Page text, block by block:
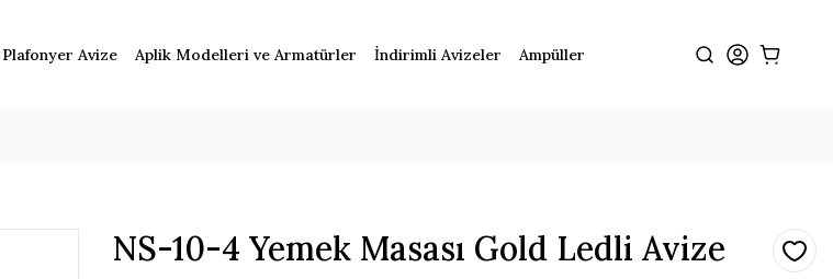
Plafonyer Avize Aplik Modelleri ve Armatürler İndirimli Avizeler Ampüller
NS-10-4 Yemek Masası Gold Ledli Avize